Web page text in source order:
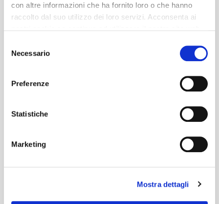
con altre informazioni che ha fornito loro o che hanno
raccolto dal suo utilizzo dei loro servizi. Acconsenta ai
delNecessario
Preferenze
Statistiche
Marketing
Mostra dettagli